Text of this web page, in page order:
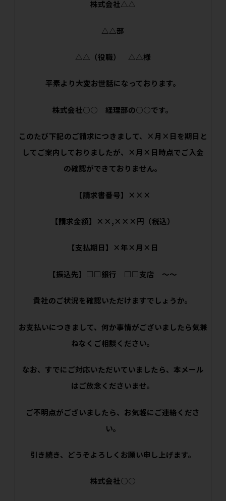
株式会社△△
△△部
△△（役職） △△様
平素より大変お世話になっております。
株式会社○○ 経理部の○○です。
このたび下記のご請求につきまして、×月×日を期日と
してご案内しておりましたが、×月×日時点でご入金
の確認ができておりません。
【請求書番号】×××
【請求金額】××,×××円（税込）
【支払期日】×年×月×日
【振込先】□□銀行 □□支店 ～～
貴社のご状況を確認いただけますでしょうか。
お支払いにつきまして、何か事情がございましたら気兼
ねなくご相談ください。
なお、すでにご対応いただいていましたら、本メール
はご放念くださいませ。
ご不明点がございましたら、お気軽にご連絡くださ
い。
引き続き、どうぞよろしくお願い申し上げます。
株式会社○○